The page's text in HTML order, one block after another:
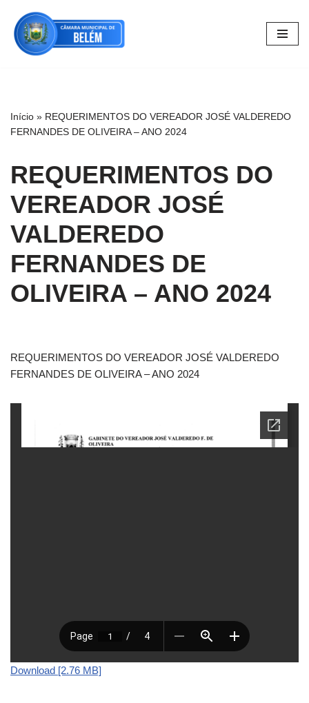
Pular
para
Início » REQUERIMENTOS DO VEREADOR JOSÉ VALDEREDO
FERNANDES DE OLIVEIRA – ANO 2024
REQUERIMENTOS DO
VEREADOR JOSÉ
VALDEREDO
FERNANDES DE
OLIVEIRA – ANO 2024
REQUERIMENTOS DO VEREADOR JOSÉ VALDEREDO
FERNANDES DE OLIVEIRA – ANO 2024
Download [2.76 MB]